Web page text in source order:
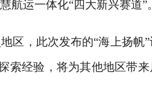
航运一体化“四大新兴赛道”。
区，此次发布的“海上扬帆
索经验，将为其他地区带来